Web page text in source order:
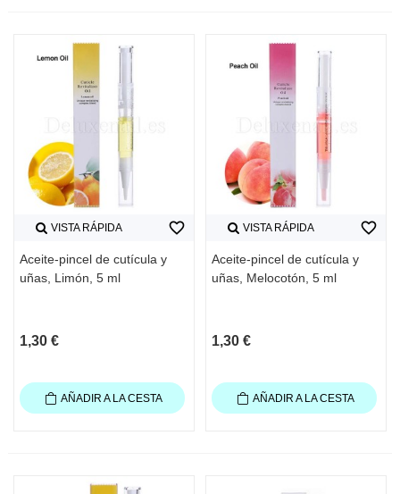
VISTA RÁPIDA
Aceite-pincel de cutícula y
uñas, Limón, 5 ml
1,30 €
favorite_border
AÑADIR A LA CESTA
VISTA RÁPIDA
Aceite-pincel de cutícula y
uñas, Melocotón, 5 ml
1,30 €
favorite_border
AÑADIR A LA CESTA